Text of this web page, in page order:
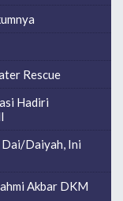
Rescue
Hadiri
Daiyah, Ini
Akbar DKM